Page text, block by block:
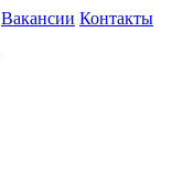
Вакансии Контакты